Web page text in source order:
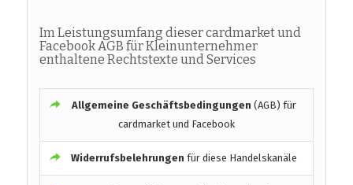
Im Leistungsumfang dieser cardmarket und
Facebook AGB für Kleinunternehmer
enthaltene Rechtstexte und Services
Allgemeine Geschäftsbedingungen (AGB) für
cardmarket und Facebook
Widerrufsbelehrungenfür diese Handelskanäle